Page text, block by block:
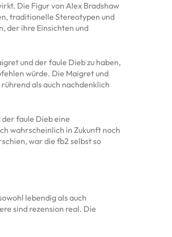
Die Figur von Alex Bradshaw
traditionelle Stereotypen und
der ihre Einsichten und
und der faule Dieb zu haben,
würde. Die Maigret und
als auch nachdenklich
faule Dieb eine
wahrscheinlich in Zukunft noch
war die fb2 selbst so
lebendig als auch
sind rezension real. Die